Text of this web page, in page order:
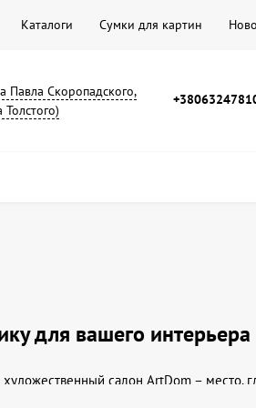
Каталоги Сумки для картин
Павла Скоропадского,
для вашего интерьера
салон ArtDom – место,
которая украсит любой интерьер и